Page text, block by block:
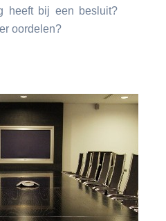
heeft bij een besluit?
oordelen?